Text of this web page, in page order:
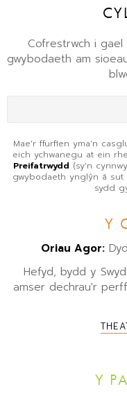
Cofrestrwch i
gwybodaeth am
Mae'r ffurflen yma'n
eich ychwanegu at ein
Preifatrwydd (sy'n
gwybodaeth ynglŷn â
sydd
Y
Oriau Agor:
Hefyd, bydd y
amser dechrau'r
Y